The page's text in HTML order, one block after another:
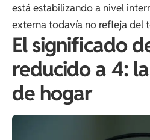
está estabilizando a nivel
externa todavía no refleja del
El significado
reducido a 4:
de hogar